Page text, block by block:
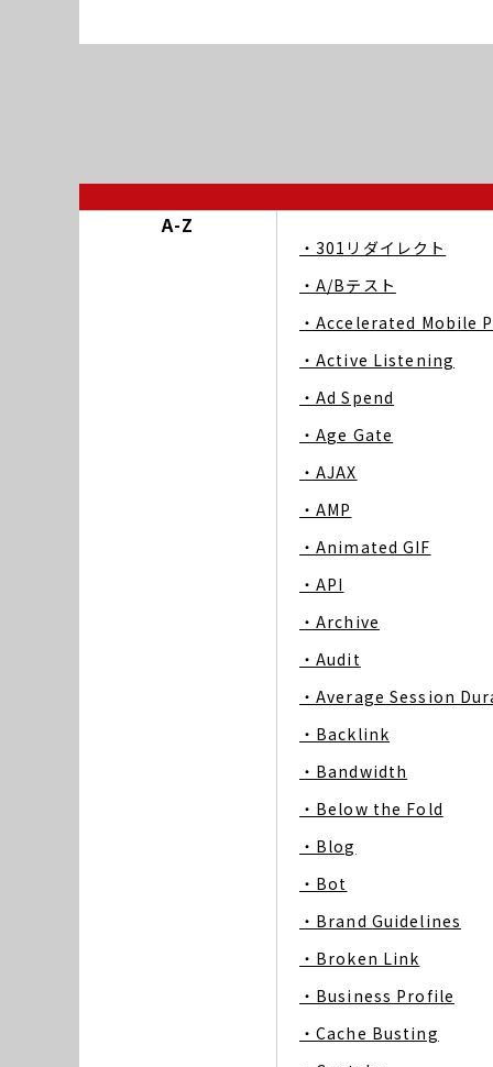
A-Z
・301リダイレクト
・A/Bテスト
・Accelerated Mobile
・Active Listening
・Ad Spend
・Age Gate
・AJAX
・AMP
・Animated GIF
・API
・Archive
・Audit
・Average Session
・Backlink
・Bandwidth
・Below the Fold
・Blog
・Bot
・Brand Guidelines
・Broken Link
・Business Profile
・Cache Busting